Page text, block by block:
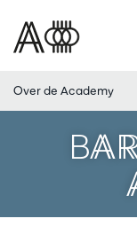
Over de Academy